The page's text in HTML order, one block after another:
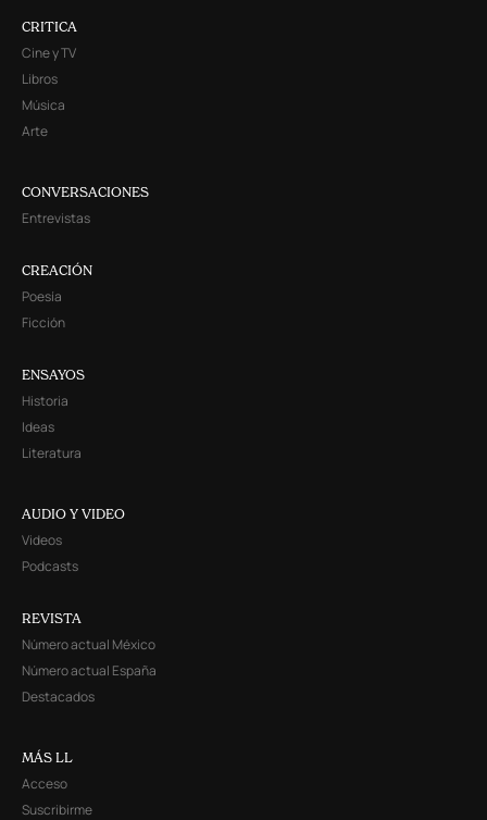
CRITICA
Cine y TV
Libros
Música
Arte
CONVERSACIONES
Entrevistas
CREACIÓN
Poesía
Ficción
ENSAYOS
Historia
Ideas
Literatura
AUDIO Y VIDEO
Videos
Podcasts
REVISTA
Número actual México
Número actual España
Destacados
MÁS LL
Acceso
Suscribirme